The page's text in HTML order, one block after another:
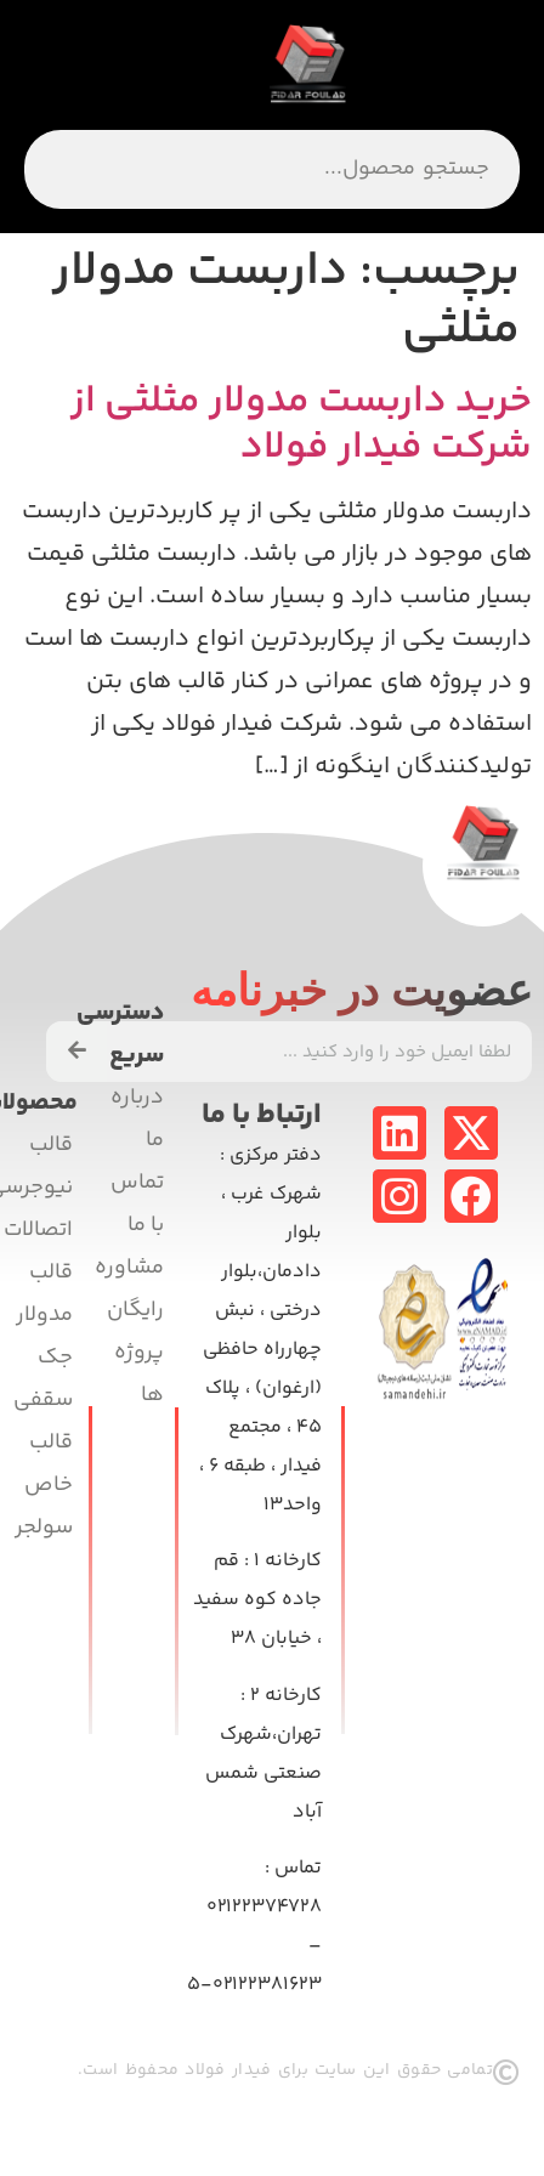
برچسب:داربست مدولار
مثلثی
داربست مدولار مثلثی از
فیدار فولاد
مدولار مثلثی یکی از پر کاربردترین داربست
موجود در بازار می باشد. داربست مثلثی قیمت
مناسب دارد و بسیار ساده است. این نوع
یکی از پرکاربردترین انواع داربست ها است
در پروژه های عمرانی در کنار قالب های بتن
می شود. شرکت فیدار فولاد یکی از
اینگونه از […]
در خبرنامه
محصولات
قالب
نیوجرسی
اتصالات
قالب
مدولار
جک
سقفی
قالب
خاص
سولجر
دسترسی
سریع
درباره
ما
تماس
با ما
مشاوره
رایگان
پروژه
ها
ارتباط با ما
دفتر مرکزی:
شهرک غرب ،
بلوار
دادمان،بلوار
درختی ، نبش
چهارراه حافظی
(ارغوان) ، پلاک
۴۵ ، مجتمع
فیدار ، طبقه ۶ ،
واحد۱۳
کارخانه ۱ : قم
جاده کوه سفید
، خیابان ۳۸
کارخانه ۲ :
تهران،شهرک
صنعتی شمس
آباد
تماس:
۰۲۱۲۲۳۷۴۷۲۸
۰۲۱۲۲۳۸۱۶۲۳-۵
تمامی حقوق این سایت برای فیدار فولاد محفوظ است.